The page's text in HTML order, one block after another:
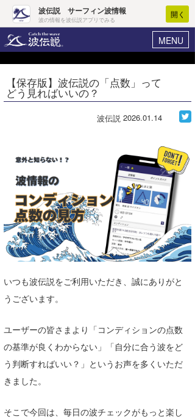
波伝説 サーフィン波情報
波の情報を波伝説アプリでみる
開く
MENU
ヘルプ マイホーム
ログイン
WAVE HUNTER 波予想ツール
気象情報
ニュース
サーフィンエリアガイド
会員メニュー
今月のプレゼント
【保存版】波伝説の「点数」って
どう見ればいいの？
波伝説 2026.01.14
いつも波伝説をご利用いただき、誠にありがと
うございます。
ユーザーの皆さまより「コンディションの点数
の基準が良くわからない」「自分に合う波をど
う判断すればいい？」というお声を多くいただ
きました。
そこで今回は、毎日の波チェックがもっと楽し
Core Surf Japan
アート＆エンタメ
コラム
トラベル
ショップ情報
ショップ情報
湘南
千葉北
伊豆
千葉南
大阪
四国
ウラナミ
お知らせ
ルール＆How to
VOTE!